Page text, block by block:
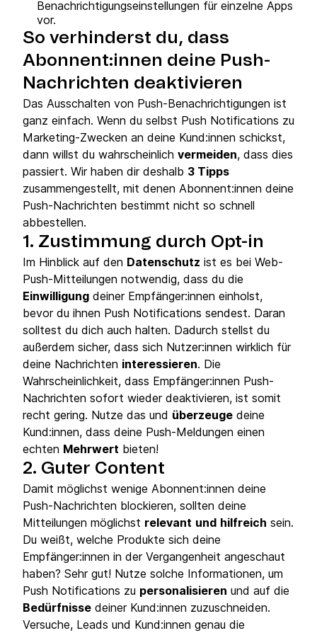
Benachrichtigungseinstellungen für einzelne Apps
vor.
So verhinderst du, dass
Abonnent:innen deine Push-
Nachrichten deaktivieren
Das Ausschalten von Push-Benachrichtigungen ist
ganz einfach. Wenn du selbst Push Notifications zu
Marketing-Zwecken an deine Kund:innen schickst,
dann willst du wahrscheinlich vermeiden, dass dies
passiert. Wir haben dir deshalb 3 Tipps
zusammengestellt, mit denen Abonnent:innen deine
Push-Nachrichten bestimmt nicht so schnell
abbestellen.
1. Zustimmung durch Opt-in
Im Hinblick auf den Datenschutz ist es bei Web-
Push-Mitteilungen notwendig, dass du die
Einwilligung deiner Empfänger:innen einholst,
bevor du ihnen Push Notifications sendest. Daran
solltest du dich auch halten. Dadurch stellst du
außerdem sicher, dass sich Nutzer:innen wirklich für
deine Nachrichten interessieren. Die
Wahrscheinlichkeit, dass Empfänger:innen Push-
Nachrichten sofort wieder deaktivieren, ist somit
recht gering. Nutze das und überzeuge deine
Kund:innen, dass deine Push-Meldungen einen
echten Mehrwert bieten!
2. Guter Content
Damit möglichst wenige Abonnent:innen deine
Push-Nachrichten blockieren, sollten deine
Mitteilungen möglichst relevant und hilfreich sein.
Du weißt, welche Produkte sich deine
Empfänger:innen in der Vergangenheit angeschaut
haben? Sehr gut! Nutze solche Informationen, um
Push Notifications zu personalisieren und auf die
Bedürfnisse deiner Kund:innen zuzuschneiden.
Versuche, Leads und Kund:innen genau die